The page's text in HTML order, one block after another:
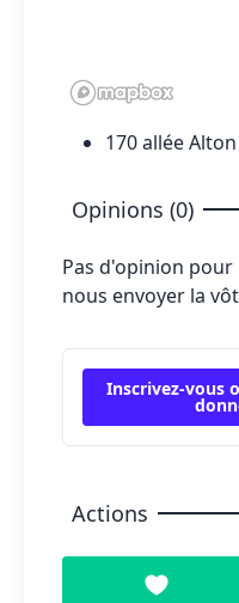
170 allée
Opinions (0)
Pas d'opinion
nous envoyer la
Inscrivez-vous
Actions